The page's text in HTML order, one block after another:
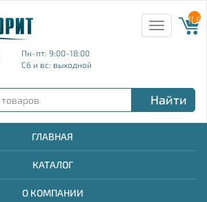
Пн-пт: 9:00-18:00
Сб и вс: выходной
Toggle
navigation
{{
Найти
ГЛАВНАЯ
КАТАЛОГ
О КОМПАНИИ